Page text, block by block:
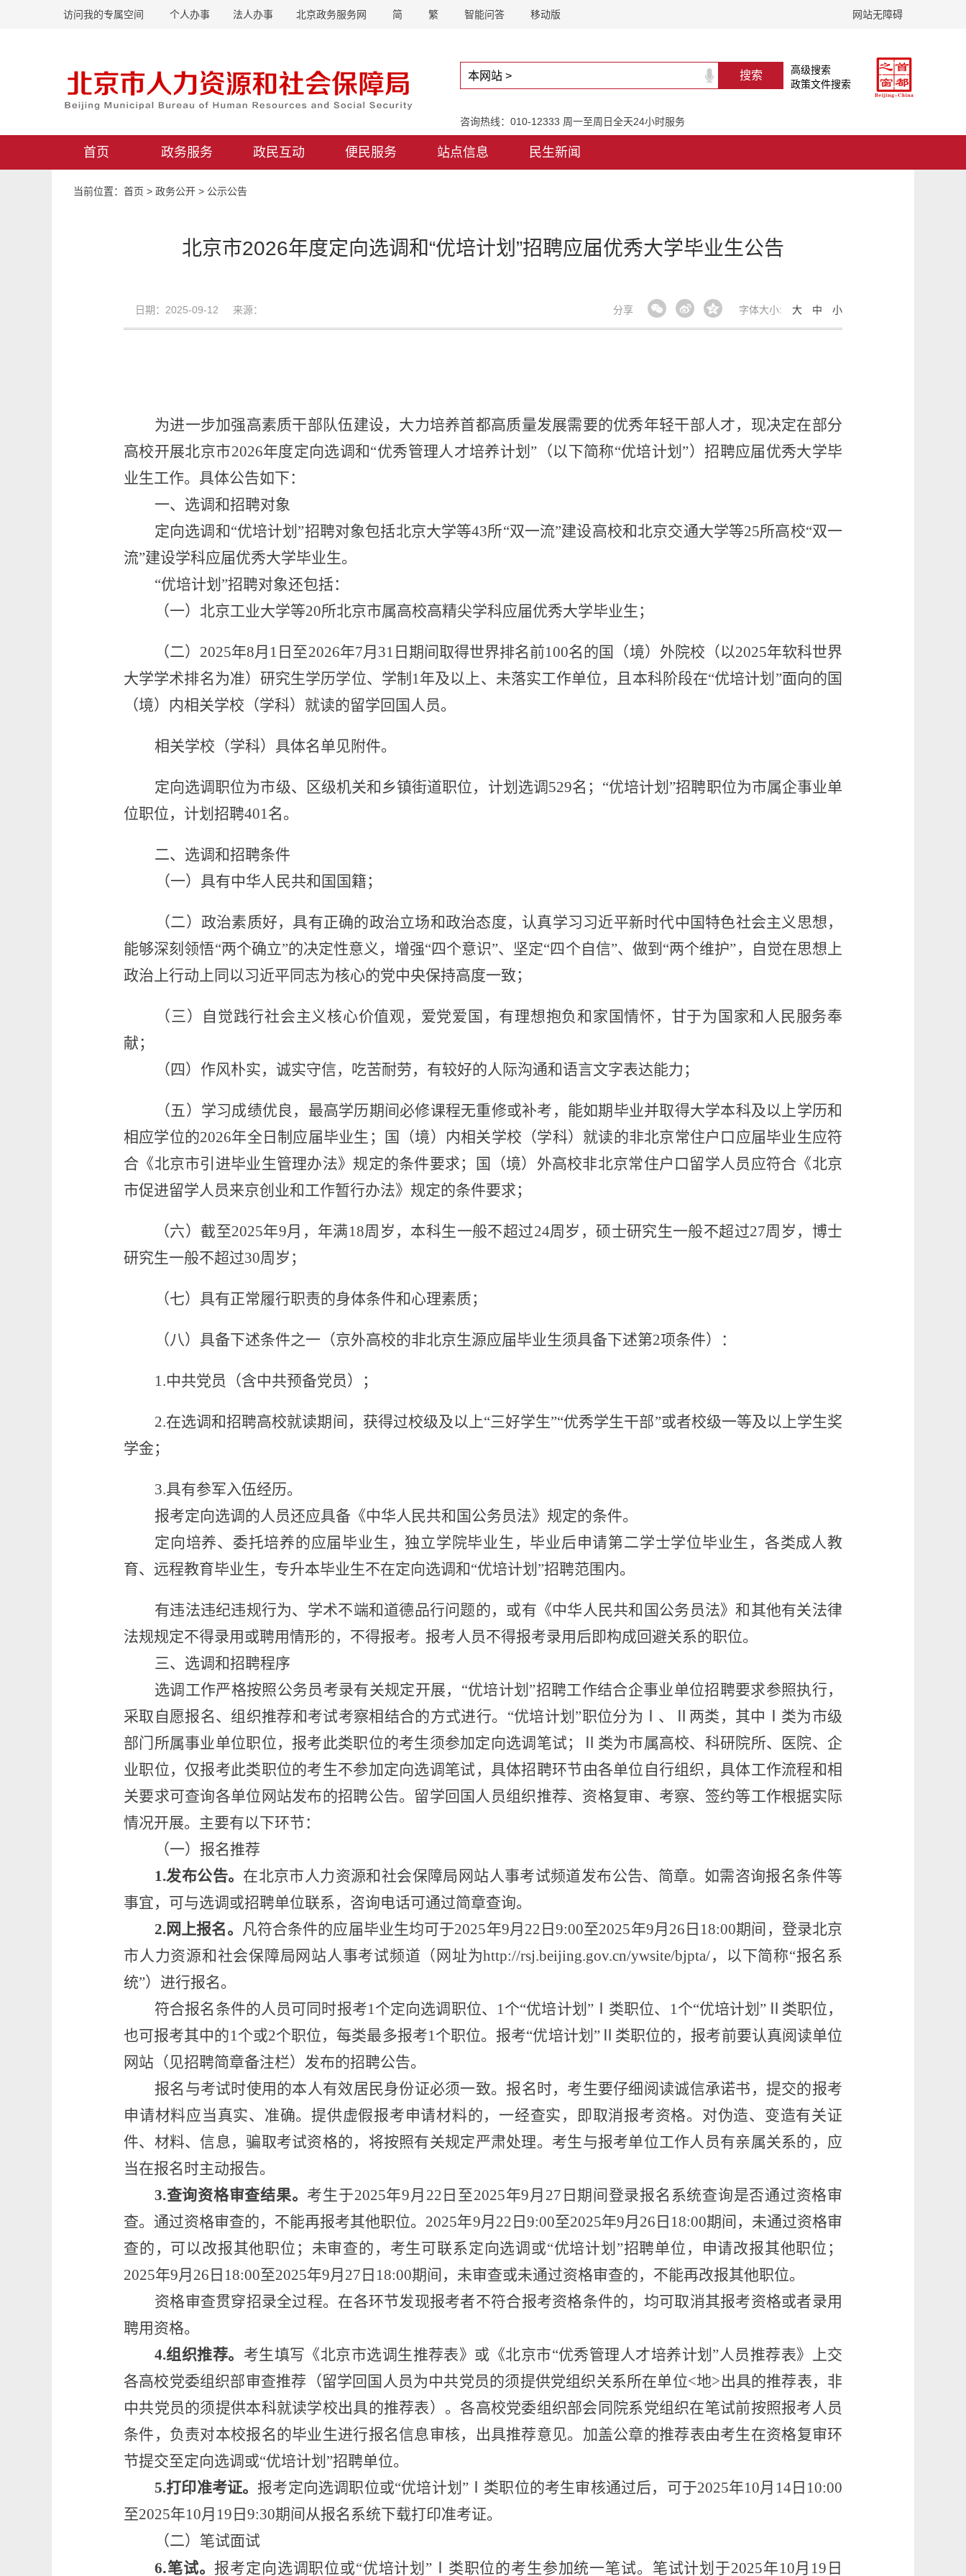
访问我的专属空间 个人办事 法人办事 北京政务服务网 简 繁 智能问答 移动版 网站无障碍
高级搜索
政策文件搜索
咨询热线：010-12333 周一至周日全天24小时服务
首页 政务服务 政民互动 便民服务 站点信息 民生新闻
当前位置： 首页 > 政务公开 > 公示公告
北京市2026年度定向选调和“优培计划”招聘应届优秀大学毕业生公告
日期：2025-09-12 来源： 字体大小: 大 中 小
分享
为进一步加强高素质干部队伍建设， 大力培养首都高质量发展需要的优秀年轻干部人才，现决定在部分
高校开展北京市2026年度定向选调和“优秀管理人才培养计划”（以下简称“优培计划”）招聘应届优秀大学毕
业生工作。具体公告如下：
一、 选调和招聘对象
定向选调和“优培计划”招聘对象包括北京大学等43所“双一流”建设高校和北京交通大学等25所高校“双一
流”建设学科应届优秀大学毕业生。
“优培计划”招聘对象还包括：
（一）北京工业大学等20所北京市属高校高精尖学科应届优秀大学毕业生；
（二） 2025年8月 1 日至2026年7月 31 日期间取得世界排名前100名的国（境）外院校（以2025年软科世界
大学学术排名为准）研究生学历学位、学制 1年及以上、未落实工作单位，且本科阶段在“优培计划”面向的国
（境）内相关学校（学科）就读的留学回国人员。
相关学校（学科）具体名单见附件。
定向选调职位为市级、 区级机关和乡镇街道职位， 计划选调529名； “优培计划”招聘职位为市属企事业单
位职位，计划招聘401名。
二、 选调和招聘条件
（一） 具有中华人民共和国国籍；
（二）政治素质好， 具有正确的政治立场和政治态度， 认真学习习近平新时代中国特色社会主义思想，
能够深刻领悟“两个确立”的决定性意义，增强“四个意识”、坚定“四个自信”、做到“两个维护”，自觉在思想上
政治上行动上同以习近平同志为核心的党中央保持高度一致；
（三） 自觉践行社会主义核心价值观，爱党爱国，有理想抱负和家国情怀， 甘于为国家和人民服务奉
献；
（四） 作风朴实，诚实守信，吃苦耐劳，有较好的人际沟通和语言文字表达能力；
（五 ） 学习成绩优良，最高学历期间必修课程无重修或补考，能如期毕业并取得大学本科及以上学历和
相应学位的2026年全日制应届毕业生； 国（境）内相关学校（学科）就读的非北京常住户口应届毕业生应符
合《北京市引进毕业生管理办法》规定的条件要求；
国（境）外高校非北京常住户口留学人员应符合《北京
市促进留学人员来京创业和工作暂行办法》规定的条件要求；
（六）截至2025年9月，年满18周岁，本科生一般不超过24周岁，硕士研究生一般不超过27周岁，博士
研究生一般不超过30周岁；
（七） 具有正常履行职责的身体条件和心理素质；
（八）具备下述条件之一 （京外高校的非北京生源应届毕业生须具备下述第2项条件） ：
1.中共党员 （含中共预备党员） ；
2.在选调和招聘高校就读期间，获得过校级及以上“三好学生”“优秀学生干部”或者校级一等及以上学生奖
学金；
3.具有参军入伍经历。
报考定向选调的人员还应具备《中华人民共和国公务员法》规定的条件。
定向培养、委托培养的应届毕业生，独立学院毕业生，毕业后申请第二学士学位毕业生，各类成人教
育、远程教育毕业生，专升本毕业生不在定向选调和“优培计划”招聘范围内。
有违法违纪违规行为、学术不端和道德品行问题的， 或有《中华人民共和国公务员法》和其他有关法律
法规规定不得录用 或聘用情形的，不得报考。报考人员不得报考录用后即构成回避关系的职位。
三、 选调和招聘程序
选调工作严格按照公务员 考录有关规定开展， “优培计划”招聘工作结合企事业单位招聘要求参照执行，
采取自愿报名、组织推荐和考试考察相结合的方式进行。 “优培计划”职位分为Ⅰ、Ⅱ两类，其中Ⅰ类为市级
部门所属事业单位职位，报考此类职位的考生须参加定向选调笔试；Ⅱ类为市属高校、科研院所、医院、企
业职位，仅报考此类职位的考生不参加定向选调笔试， 具体招聘环节由各单位自行组织，具体工作流程和相
关要求可查询各单位网站发布的招聘公告。留学回国人员组织推荐、资格复审、考察、签约等工作根据实际
情况开展。 主要有以下环节：
（一）报名推荐
1.发布公告。 在北京市人力资源和社会保障局网站人事考试频道发布公告、简章。如需咨询报名条件等
事宜， 可与选调或招聘单位联系，咨询电话可通过简章查询。
2.网上报名。 凡符合条件的应届毕业生均可于2025年9月 22 日9:00至2025年9月 26 日 18:00期间 ， 登录北京
市人力资源和社会保障局网站人事考试频道（网址为http://rsj.beijing.gov.cn/ywsite/bjpta/，以下简称“报名系
统”）进行报名。
符合报名条件的人员可同时报考1个定向选调职位、 1个“优培计划 ”Ⅰ 类职位、 1个“优培计划 ” Ⅱ类职位，
也可报考其中的1个或2个职位，每类最多报考1个职位。报考“优培计划 ”Ⅱ类职位的，报考前要认真阅读单位
网站（见招聘简章备注栏）发布的招聘公告。
报名与考试时使用的本人有效居民身份证必须一致。报名时， 考生要仔细阅读诚信承诺书，提交的报考
申请材料应当真实、准确。提供虚假报考申请材料的，一经查实，即取消报考资格。对伪造、变造有关证
件、材料、信息，骗取考试资格的， 将按照有关规定严肃处理。 考生与报考单位工作人员有亲属关系的，应
当在报名时主动报告。
3.查询资格审查结果。 考生于2025年9月 22 日 至2025年9月 27 日期间登录报名系统查询是否通过资格审
查。通过资格审查的，不能再报考其他职位。 2025年9月 22 日 9:00至2025年9月 26 日 18:00期间，未通过资格审
查的，可以改报其他职位；未审查的， 考生可联系定向选调 或“优培计划”招聘单位，申请改报其他职位 ；
2025年9月 26 日 18:00至2025年9月 27 日 18:00期间，未审查或未通过资格审查的，不能再改报其他职位。
资格审查贯穿招录全过程。在各环节发现报考者不符合报考资格条件的，均可取消其报考资格或者录用
聘用资格。
4.组织推荐。 考生填写《北京市选调生推荐表》 或 《北京市“优秀管理人才培养计划”人员推荐表》上交
各高校党委组织部审查推荐 （留学回国人员为中共党员的须提供党组织关系所在单位<地>出具的推荐表，非
中共党员的须提供本科就读学校出具的推荐表） 。各高校党委组织部会同院系党组织在笔试前按照报考人员
条件，负责对本校报名的毕业生进行报名信息审核， 出具推荐意见。 加盖公章的推荐表由考生在资格复审环
节提交至定向选调或“优培计划”招聘单位。
5.打印准考证。报考定向选调职位或“优培计划”Ⅰ类职位的考生审核通过后，可于2025年10月 14日 10:00
至2025年10月 19 日 9:30期间从报名系统下载打印准考证。
（二）笔试面试
6.笔试。报考定向选调职位或“优培计划”Ⅰ类职位的考生参加统一笔试。 笔试计划于2025年10月 19 日